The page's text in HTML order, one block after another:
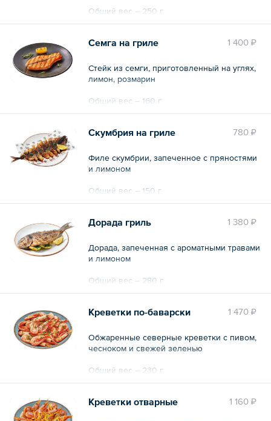
Общий вес – 250 г
1 400 ₽
Семга на гриле
Стейк из семги, приготовленный на углях,
лимон, розмарин
Общий вес – 160 г
780 ₽
Скумбрия на гриле
Филе скумбрии, запеченное с пряностями
и лимоном
Общий вес – 150 г
1 380 ₽
Дорада гриль
Дорада, запеченная с ароматными травами
и лимоном
Общий вес – 280 г
1 470 ₽
Креветки по-баварски
Обжаренные северные креветки с пивом,
чесноком и свежей зеленью
Общий вес – 230 г
1 160 ₽
Креветки отварные